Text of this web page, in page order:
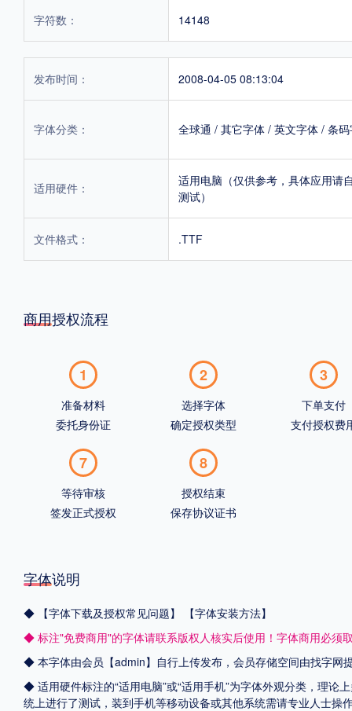
字符数： 14148
发布时间： 2008-04-05 08:13:04
字体分类： 全球通 / 其它字体 / 英文字体 / 条
适用硬件：
适用电脑（仅供参考，具体应用请
测试）
文件格式： .TTF
商用授权流程
1
准备材料
委托身份证
2
选择字体
确定授权类型
3
下单支付
支付授权费
7
等待审核
签发正式授权
8
授权结束
保存协议证书
字体说明
◆ 【字体下载及授权常见问题】
【字体安装方法】
◆ 标注"免费商用"的字体请联系版权人核实后使用！字体商用必须
◆ 本字体由会员【admin】自行上传发布，会员存储空间由找字网
◆ 适用硬件标注的“适用电脑”或“适用手机”为字体外观分类，理论
统上进行了测试，装到手机等移动设备或其他系统需请专业人士